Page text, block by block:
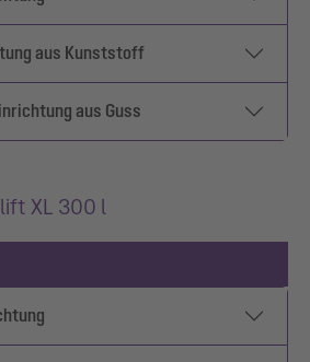
aus Kunststoff
aus Guss
XL 300 l